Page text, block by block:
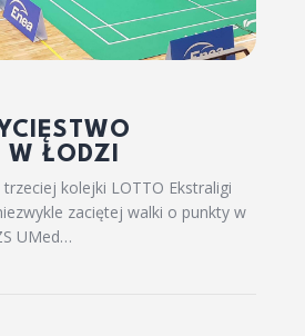
W ŁODZI
kolejki LOTTO Ekstraligi
zaciętej walki o punkty w
UMed…